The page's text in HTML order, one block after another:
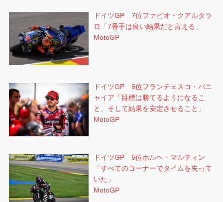
ドイツGP 7位ファビオ・クアルタラ
ロ「7番手は良い結果だと言える」
MotoGP
ドイツGP 6位フランチェスコ・バニ
ャイア「目標は勝てるようになるこ
と、そして結果を安定させること」
MotoGP
ドイツGP 5位ホルヘ・マルティン
「すべてのコーナーでタイムを失って
いた」
MotoGP